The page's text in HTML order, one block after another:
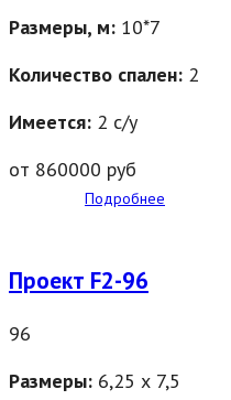
Размеры, м: 10*7
Количество спален: 2
Имеется: 2 с/у
от 860000 руб
Подробнее
Проект F2-96
96
Размеры: 6,25 х 7,5